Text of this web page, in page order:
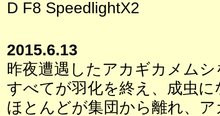
D F8 SpeedlightX2
2015.6.13
昨夜遭遇したアカギカメム
すべてが羽化を終え、成虫
ほとんどが集団から離れ、